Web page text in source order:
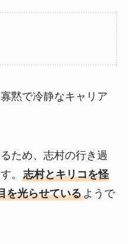
黙で冷静なキャリア
ため、志村の行き過
。 志村とキリコを怪
を光らせているようで